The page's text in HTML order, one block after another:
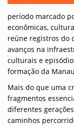
período marcado
econômicas,
reúne registros do
avanços na
culturais e
formação da
Mais do que uma
fragmentos
diferentes
caminhos